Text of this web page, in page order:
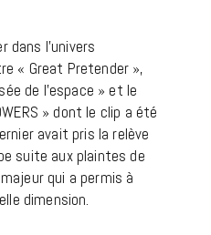
l’univers
« Great Pretender »,
de l’espace » et le
» dont le clip a été
avait pris la relève
suite aux plaintes de
qui a permis à
dimension.
Elephant, l’ivoire du rock
« Beaches In Tennessee »
18 JUILLET 2026